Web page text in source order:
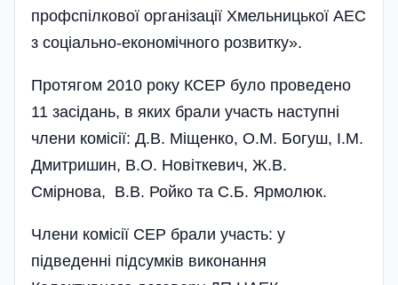
профспілкової організації Хмельницької АЕС
з соціально-економічного розвитку».
Протягом 2010 року КСЕР було проведено
11 засідань, в яких брали участь наступні
члени комісії: Д.В. Міщенко, О.М. Богуш, І.М.
Дмитришин, В.О. Новіткевич, Ж.В.
Смірнова, В.В. Ройко та С.Б. Ярмолюк.
Члени комісії СЕР брали участь: у
підведенні підсумків виконання